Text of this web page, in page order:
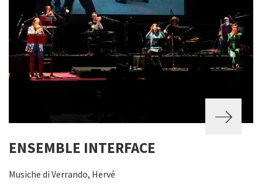
ENSEMBLE INTERFACE
Musiche di Verrando, Hervé